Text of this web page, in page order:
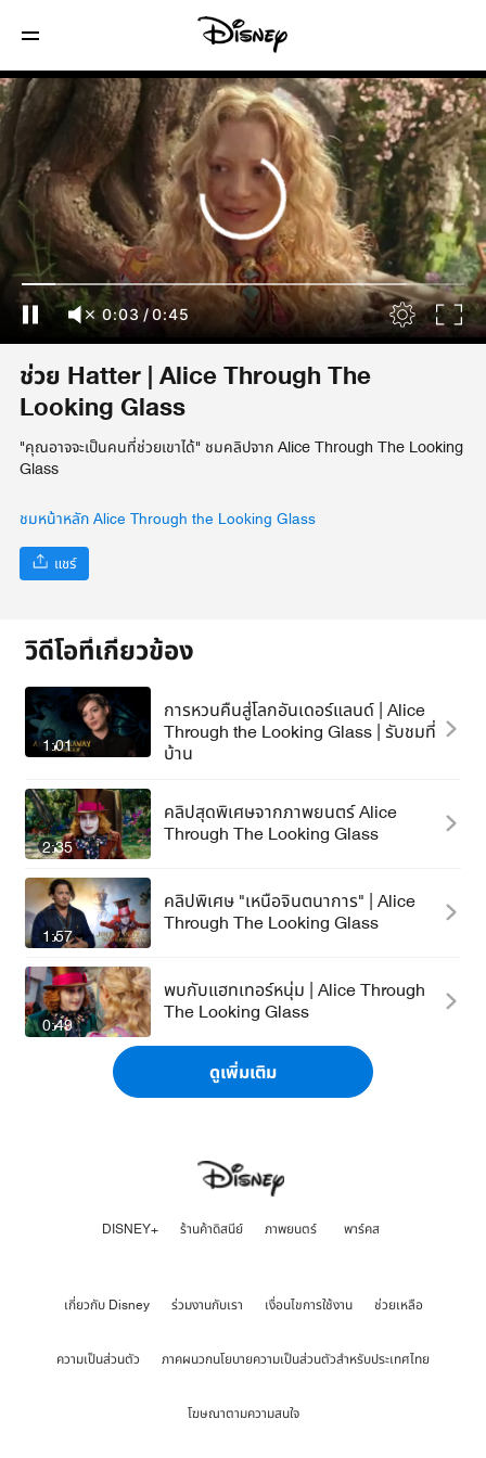
0:04 /0:45
ช่วย Hatter | Alice Through The
Looking Glass
"คุณอาจจะเป็นคนที่ช่วยเขาได้" ชมคลิปจาก Alice ‪Through The Looking
Glass
ชมหน้าหลัก Alice Through the Looking Glass
แชร์
วิดีโอที่เกี่ยวข้อง
1:01
การหวนคืนสู่โลกอันเดอร์แลนด์ | Alice
Through the Looking Glass | รับชมที่
บ้าน
2:35
คลิปสุดพิเศษจากภาพยนตร์ Alice
Through The Looking Glass
1:57
คลิปพิเศษ "เหนือจินตนาการ" | Alice
Through The Looking Glass
0:49
พบกับแฮทเทอร์หนุ่ม | Alice Through
The Looking Glass
ดูเพิ่มเติม
DISNEY+ ร้านค้าดิสนีย์ ภาพยนตร์ พาร์คส
เกี่ยวกับ Disney ร่วมงานกับเรา เงื่อนไขการใช้งาน ช่วยเหลือ
ความเป็นส่วนตัว ภาคผนวกนโยบายความเป็นส่วนตัวสำหรับประเทศไทย
โฆษณาตามความสนใจ